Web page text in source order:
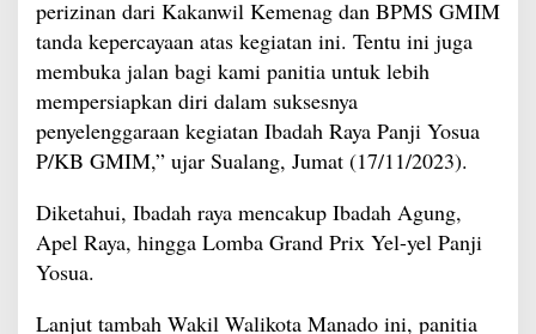
perizinan dari Kakanwil Kemenag dan BPMS GMIM
tanda kepercayaan atas kegiatan ini. Tentu ini juga
membuka jalan bagi kami panitia untuk lebih
mempersiapkan diri dalam suksesnya
penyelenggaraan kegiatan Ibadah Raya Panji Yosua
P/KB GMIM,” ujar Sualang, Jumat (17/11/2023).
Diketahui, Ibadah raya mencakup Ibadah Agung,
Apel Raya, hingga Lomba Grand Prix Yel-yel Panji
Yosua.
Lanjut tambah Wakil Walikota Manado ini, panitia